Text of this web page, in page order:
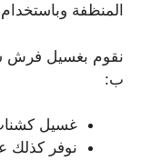
المنظفة
نقوم بغسيل فرش
ب:
غسيل
نوفر كذلك